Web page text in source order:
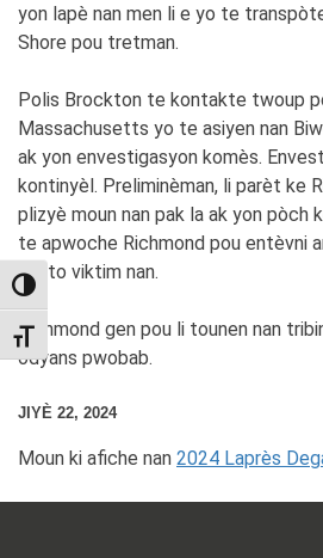
TOGGLE HIGH CONTRAST
TOGGLE FONT SIZE
yon lapè nan men li e yo te
Shore pou tretman.
Polis Brockton te kontakte twoup
Massachusetts yo te asiyen nan
ak yon envestigasyon komès.
kontinyèl. Preliminèman, li parèt ke
plizyè moun nan pak la ak yon pòch
te apwoche Richmond pou entèvni
kouto viktim nan.
Richmond gen pou li tounen nan
odyans pwobab.
JIYÈ 22, 2024
Moun ki afiche nan 2024 Laprès